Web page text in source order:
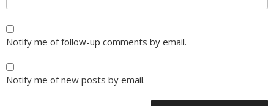
Notify me of follow-up comments by email.
Notify me of new posts by email.